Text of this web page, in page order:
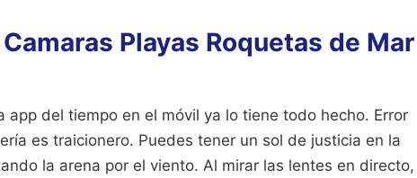
Playas Roquetas de Mar
app del tiempo en el móvil ya lo tiene todo hecho. Error
es traicionero. Puedes tener un sol de justicia en la
la arena por el viento. Al mirar las lentes en directo,